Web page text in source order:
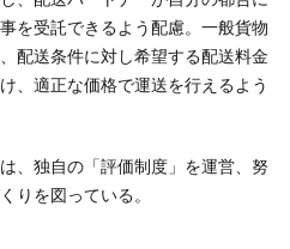
を受託できるよう配慮。一般貨物
配送条件に対し希望する配送料金
、適正な価格で運送を行えるよう
、独自の「評価制度」を運営、努
りを図っている。